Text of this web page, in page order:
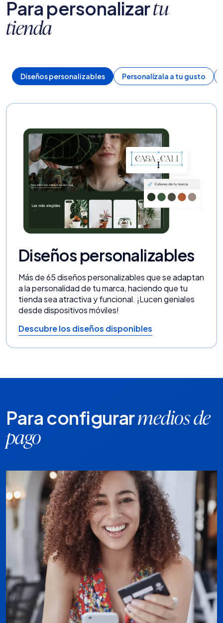
Para personalizartu
tienda
Diseños personalizables Personalízala a tu gusto
Diseños personalizables
Más de 65 diseños personalizables que se adaptan
a la personalidad de tu marca, haciendo que tu
tienda sea atractiva y funcional. ¡Lucen geniales
desde dispositivos móviles!
Descubre los diseños disponibles
Para configurarmedios de
pago